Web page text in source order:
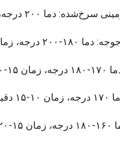
۲۰۰ درجه، زمان ۱۵-۲۰ دقیقه، برای سیب زمینی خلالی ترد.
۲۰-۳۰ دقیقه، برای مرغ کامل یا تکه‌ای.
فیله ماهی.
سوخاری.